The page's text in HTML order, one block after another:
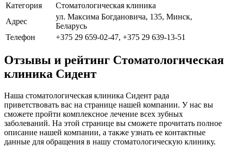
Категория
Стоматологическая клиника
Адрес
ул. Максима Богдановича, 135, Минск,
Беларусь
Телефон
+375 29 659-02-47, +375 29 639-13-51
Отзывы и рейтинг Стоматологическая
клиника Сидент
Наша стоматологическая клиника Сидент рада
приветствовать вас на странице нашей компании. У нас вы
сможете пройти комплексное лечение всех зубных
заболеваний. На этой странице вы сможете прочитать полное
описание нашей компании, а также узнать ее контактные
данные для обращения в нашу стоматологическую клинику.